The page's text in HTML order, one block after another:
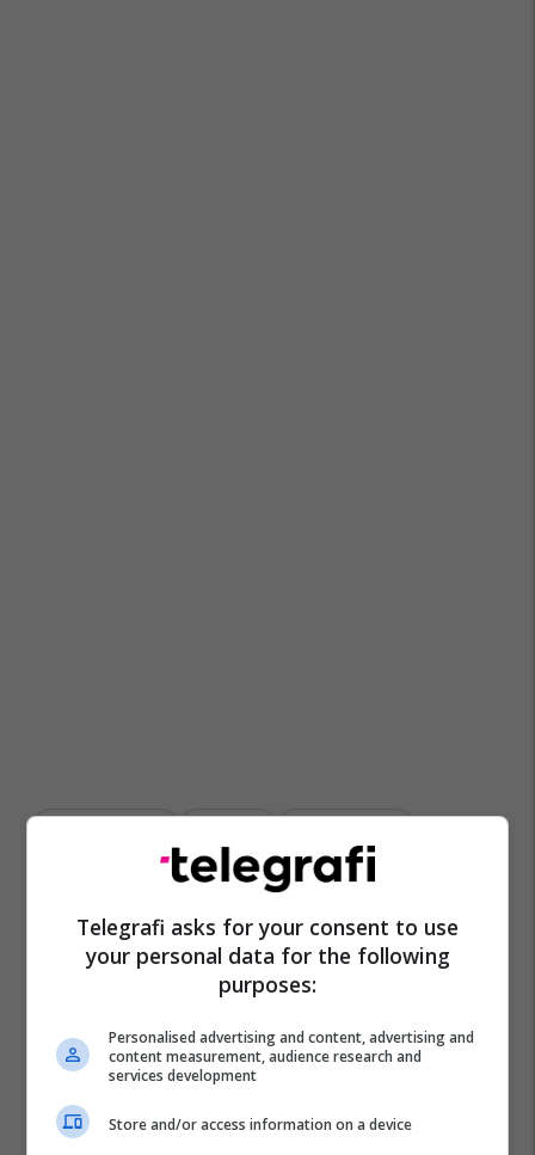
Telegrafi asks for your consent to use
your personal data for the following
purposes:
Personalised advertising and content, advertising and
content measurement, audience research and
services development
Store and/or access information on a device